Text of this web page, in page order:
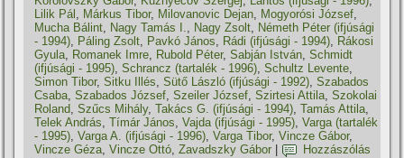
Lilik Pál , Márkus Tibor, Milovanovic Dejan, Mogyorósi József,
Mucha Bálint, Nagy Tamás I., Nagy Zsolt, Németh Péter (ifjúsági
- 1994), Páling Zsolt, Pavkó János, Rádi (ifjúsági - 1994), Rákosi
Gyula, Romanek Imre, Rubold Péter,Sabján István,Schmidt
(ifjúsági - 1995),Schrancz (tartalék - 1996),Schultz Levente,
Simon Tibor,Sitku Illés,Sütő László (ifjúsági - 1992),Szabados
Csaba,Szabados József,Szeiler József,Szirtesi Attila,Szokolai
Roland,Szűcs Mihály,Takács G. (ifjúsági - 1994),Tamás Attila,
Telek András,Tí­már János,Vajda (ifjúsági - 1995),Varga (tartalék
- 1995),Varga A. (ifjúsági - 1996),Varga Tibor,Vincze Gábor,
Vincze Géza,Vincze Ottó,Zavadszky Gábor
Hozzászólás